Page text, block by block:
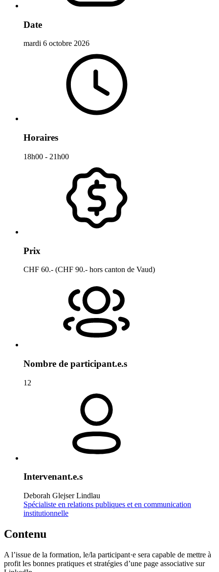
Date
mardi 6 octobre 2026
Horaires
18h00 - 21h00
Prix
CHF 60.- (CHF 90.- hors canton de Vaud)
Nombre de participant.e.s
12
Intervenant.e.s
Deborah Glejser Lindlau
Spécialiste en relations publiques et en communication
institutionnelle
Contenu
A l’issue de la formation, le/la participant·e sera capable de mettre à
profit les bonnes pratiques et stratégies d’une page associative sur